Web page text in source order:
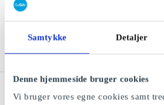
Samtykke Detaljer
Denne hjemmeside bruger cookies
Vi bruger vores egne cookies samt
Euroman DK Gavekort
Livsstil, mode, design og